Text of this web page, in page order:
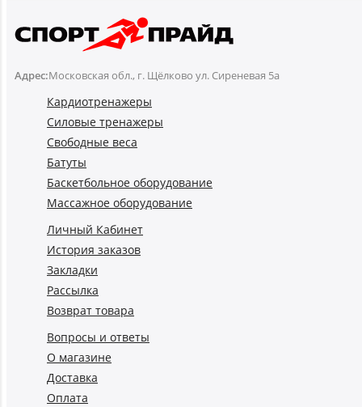
Адрес:Московская обл., г. Щёлково ул. Сиреневая 5а
Кардиотренажеры
Силовые тренажеры
Свободные веса
Батуты
Баскетбольное оборудование
Массажное оборудование
Личный Кабинет
История заказов
Закладки
Рассылка
Возврат товара
Вопросы и ответы
О магазине
Доставка
Оплата